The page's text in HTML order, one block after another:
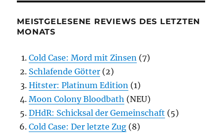
MEISTGELESENE REVIEWS DES LETZTEN
MONATS
Cold Case: Mord mit Zinsen (7)
Schlafende Götter (2)
Hitster: Platinum Edition (1)
Moon Colony Bloodbath (NEU)
DHdR: Schicksal der Gemeinschaft (5)
Cold Case: Der letzte Zug (8)